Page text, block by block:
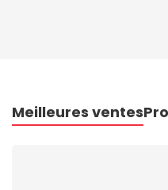
Meilleures ventes